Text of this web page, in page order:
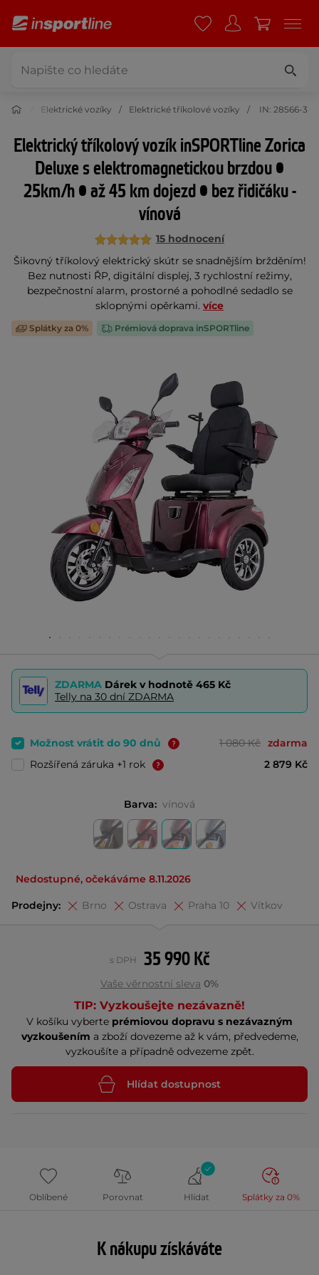
Elektrické vozíky Elektrické tříkolové vozíky IN: 28566-3
Elektrický tříkolový vozík inSPORTline Zorica
Deluxe s elektromagnetickou brzdou •
25km/h • až 45 km dojezd • bez řidičáku -
vínová
15 hodnocení
Šikovný tříkolový elektrický skútr se snadnějším bržděním!
Bez nutnosti ŘP, digitální displej, 3 rychlostní režimy,
bezpečnostní alarm, prostorné a pohodlné sedadlo se
sklopnými opěrkami. více
Splátky za 0% Prémiová doprava inSPORTline
ZDARMA Dárek v hodnotě 465 Kč
Telly na 30 dní ZDARMA
Možnost vrátit do 90 dnů 1 080 Kč zdarma
Rozšířená záruka +1 rok
2 879 Kč
Barva: vínová
Nedostupné, očekáváme 8.11.2026
Prodejny: Brno Ostrava Praha 10 Vítkov
35 990 Kč
s DPH
Vaše věrnostní sleva 0%
TIP: Vyzkoušejte nezávazně!
V košíku vyberte prémiovou dopravu s nezávazným
vyzkoušením a zboží dovezeme až k vám, předvedeme,
vyzkoušíte a případně odvezeme zpět.
Hlídat dostupnost
Oblíbené Porovnat Hlídat Splátky za 0%
K nákupu získáváte